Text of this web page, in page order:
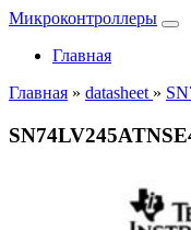
Микроконтроллеры
Главная
Главная » datasheet »